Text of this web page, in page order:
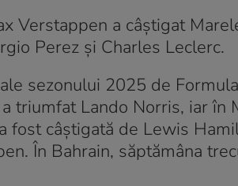
Verstappen a câştigat
Perez și Charles Leclerc.
sezonului 2025 de
triumfat Lando Norris, iar în
fost câştigată de Lewis
În Bahrain, săptămâna